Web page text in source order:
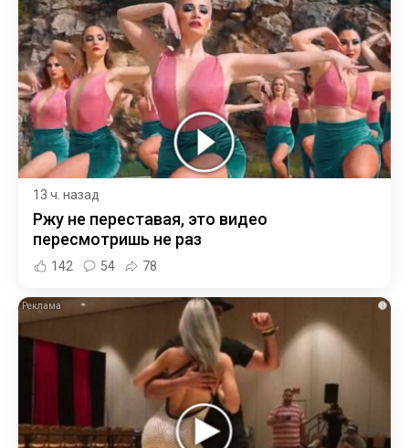
13 ч. назад
Ржу не переставая, это видео
пересмотришь не раз
142 54 78
i